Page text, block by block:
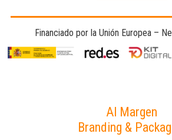
Financiado por la Unión Europea –
Al Margen
Branding &